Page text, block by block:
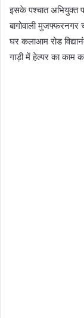
इसके पश्चात
बागोवाली
घर कलाआम रोड
गाड़ी में हेल्पर का काम